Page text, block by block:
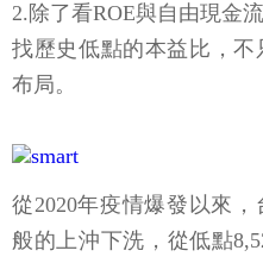
2.除了看ROE與自由現金
找歷史低點的本益比，
布局。
從2020年疫情爆發以來
般的上沖下洗，從低點